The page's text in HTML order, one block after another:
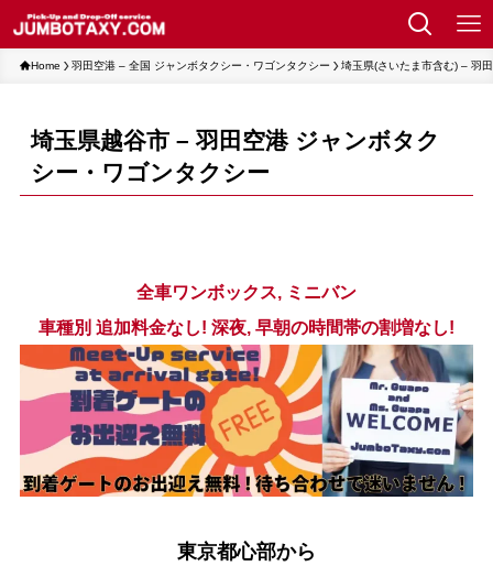
Home 羽田空港 – 全国 ジャンボタクシー・ワゴンタクシー 埼玉県(さいたま市含む) – 羽
埼玉県越谷市 – 羽田空港 ジャンボタク
シー・ワゴンタクシー
全車ワンボックス, ミニバン
車種別 追加料金なし! 深夜, 早朝の時間帯の割増なし!
東京都心部から